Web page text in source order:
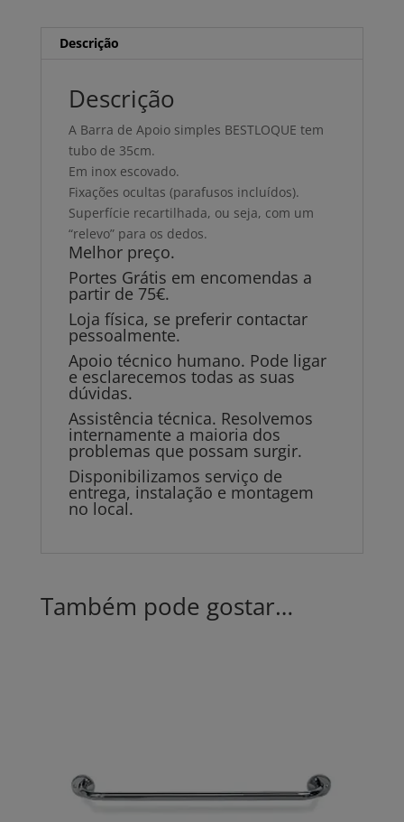
Descrição
Descrição
A Barra de Apoio simples BESTLOQUE tem
tubo de 35cm.
Em inox escovado.
Fixações ocultas (parafusos incluídos).
Superfície recartilhada, ou seja, com um
“relevo” para os dedos.
Melhor preço.
Portes Grátis em encomendas a
partir de 75€.
Loja física, se preferir contactar
pessoalmente.
Apoio técnico humano. Pode ligar
e esclarecemos todas as suas
dúvidas.
Assistência técnica. Resolvemos
internamente a maioria dos
problemas que possam surgir.
Disponibilizamos serviço de
entrega, instalação e montagem
no local.
Também pode gostar…